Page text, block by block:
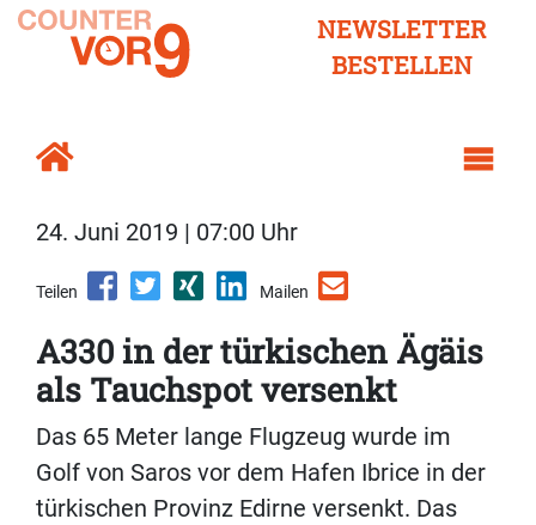
NEWSLETTER
BESTELLEN
24. Juni 2019 | 07:00 Uhr
Teilen Mailen
A330 in der türkischen Ägäis
als Tauchspot versenkt
Das 65 Meter lange Flugzeug wurde im
Golf von Saros vor dem Hafen Ibrice in der
türkischen Provinz Edirne versenkt. Das